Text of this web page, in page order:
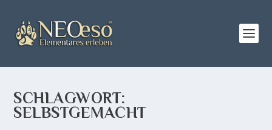
SCHLAGWORT:
SELBSTGEMACHT